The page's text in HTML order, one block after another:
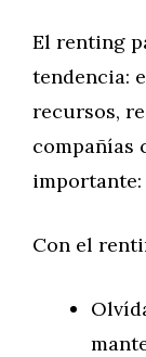
El renting
tendencia:
recursos,
compañías
importante:
Con el